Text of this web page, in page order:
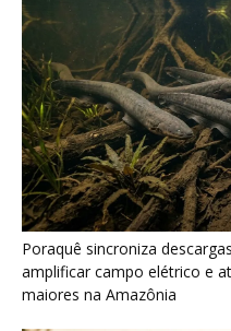
Poraquê sincroniza
amplificar campo elétrico e
maiores na Amazônia